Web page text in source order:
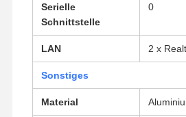
1U Rackmount-PC
NAS Mini PC
Celeron Mini PC
Serielle
Schnittstelle
0
LAN 2 x
Sonstiges
Material